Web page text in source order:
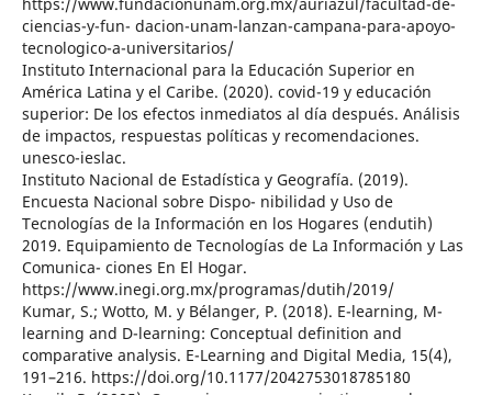
ciencias-y-fun- dacion-unam-lanzan-campana-para-apoyo-
tecnologico-a-universitarios/
Instituto Internacional para la Educación Superior en
América Latina y el Caribe. (2020). covid-19 y educación
superior: De los efectos inmediatos al día después. Análisis
de impactos, respuestas políticas y recomendaciones.
unesco-ieslac.
Instituto Nacional de Estadística y Geografía. (2019).
Encuesta Nacional sobre Dispo- nibilidad y Uso de
Tecnologías de la Información en los Hogares (endutih)
2019. Equipamiento de Tecnologías de La Información y Las
Comunica- ciones En El Hogar.
https://www.inegi.org.mx/programas/dutih/2019/
Kumar, S.; Wotto, M. y Bélanger, P. (2018). E-learning, M-
learning and D-learning: Conceptual definition and
comparative analysis. E-Learning and Digital Media, 15(4),
191–216. https://doi.org/10.1177/2042753018785180